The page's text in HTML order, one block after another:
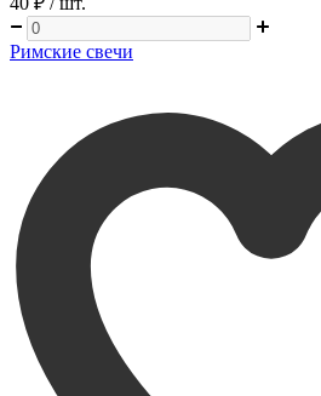
Римские свечи